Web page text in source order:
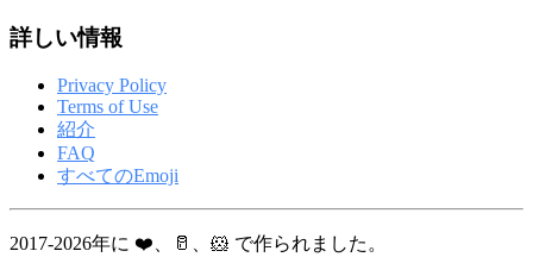
詳しい情報
Privacy Policy
Terms of Use
紹介
FAQ
すべてのEmoji
2017-2026年に ❤️、🥛、🐹 で作られました。